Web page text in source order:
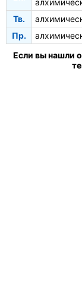
Тв.
Пр.
Если вы нашли